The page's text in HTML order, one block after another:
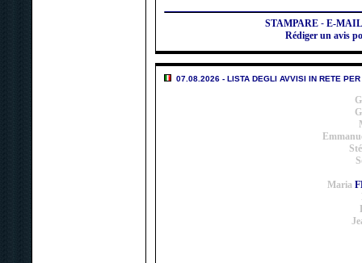
STAMPARE - E-
Rédiger un avis
07.08.2026 - LISTA DEGLI AVVISI IN RETE
Maria